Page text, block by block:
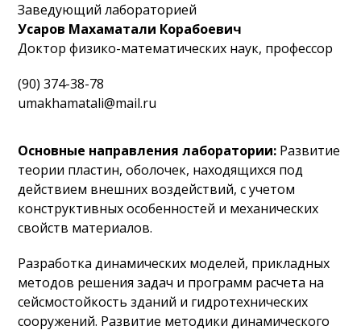
Заведующий лабораторией
Усаров Махаматали Корабоевич
Доктор физико-математических наук, профессор
(90) 374-38-78
umakhamatali@mail.ru
Основные направления лаборатории: Развитие
теории пластин, оболочек, находящихся под
действием внешних воздействий, с учетом
конструктивных особенностей и механических
свойств материалов.
Разработка динамических моделей, прикладных
методов решения задач и программ расчета на
сейсмостойкость зданий и гидротехнических
сооружений. Развитие методики динамического